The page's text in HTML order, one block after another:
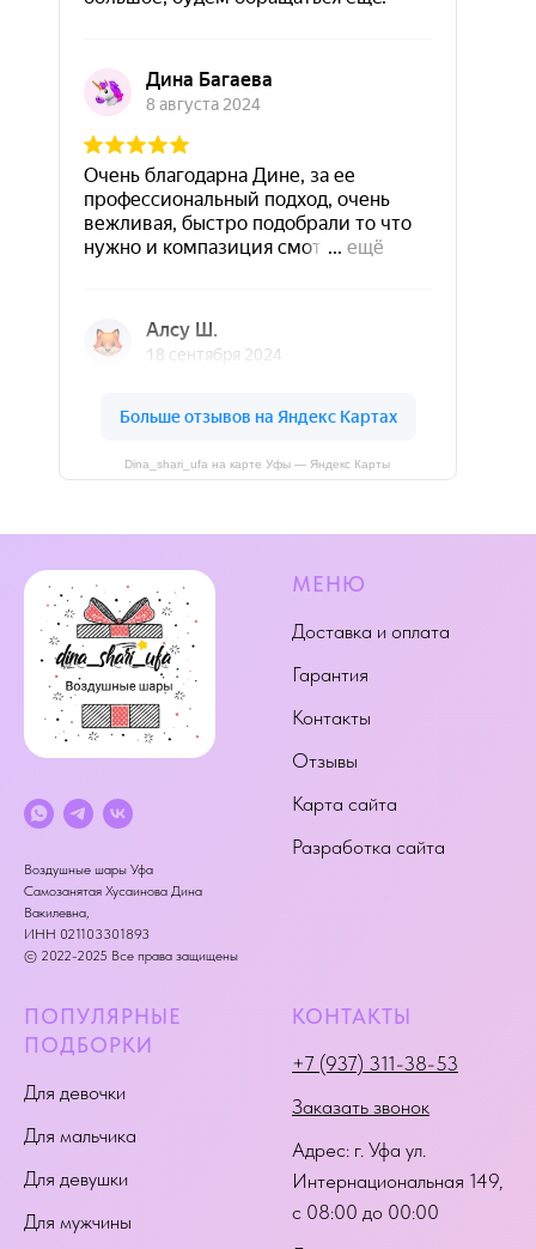
Dina_shari_ufa на карте Уфы — Яндекс Карты
Воздушные шары Уфа
Самозанятая Хусаинова Дина
Вакилевна,
ИНН 021103301893
© 2022-2025 Все права защищены
МЕНЮ
Доставка и оплата
Гарантия
Контакты
Отзывы
Карта сайта
Разработка сайта
ПОПУЛЯРНЫЕ
ПОДБОРКИ
Для девочки
Для мальчика
Для девушки
Для мужчины
КОНТАКТЫ
+7 (937) 311-38-53
Заказать звонок
Адрес: г. Уфа ул.
Интернациональная 149,
с 08:00 до 00:00